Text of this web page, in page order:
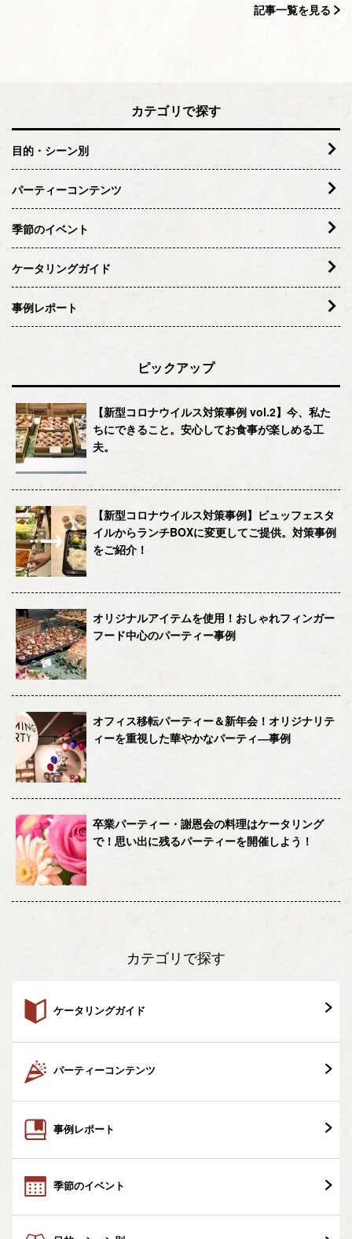
記事一覧を見る
カテゴリで探す
目的・シーン別
パーティーコンテンツ
季節のイベント
ケータリングガイド
事例レポート
ピックアップ
【新型コロナウイルス対策事例 vol.2】今、私た
ちにできること。安心してお食事が楽しめる工
夫。
【新型コロナウイルス対策事例】ビュッフェスタ
イルからランチBOXに変更してご提供。対策事例
をご紹介！
オリジナルアイテムを使用！おしゃれフィンガー
フード中心のパーティー事例
オフィス移転パーティー＆新年会！オリジナリテ
ィーを重視した華やかなパーティ―事例
卒業パーティー・謝恩会の料理はケータリング
で！思い出に残るパーティーを開催しよう！
カテゴリで探す
ケータリングガイド
パーティーコンテンツ
事例レポート
季節のイベント